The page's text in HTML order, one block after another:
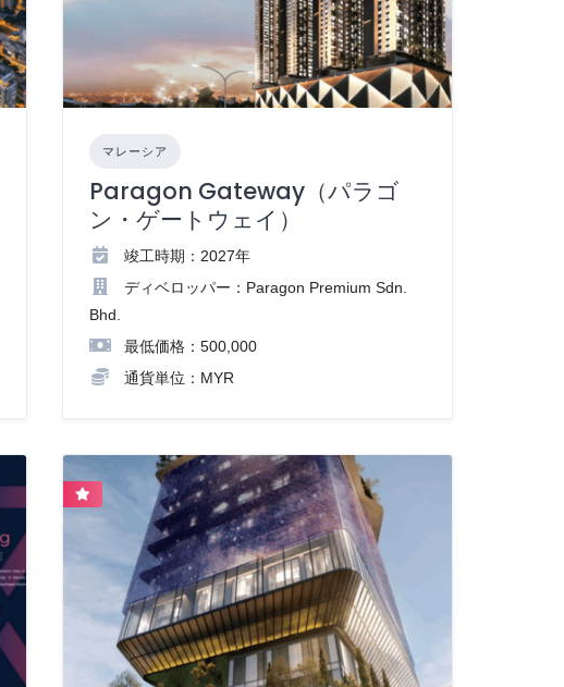
マレーシア
Paragon Gateway（パラゴ
ン・ゲートウェイ）
竣工時期：2027年
ディベロッパー：Paragon Premium Sdn.
Bhd.
最低価格：500,000
通貨単位：MYR